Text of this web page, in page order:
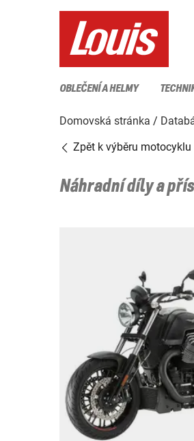
OBLEČENÍ A HELMY
Domovská stránka
Zpět k výběru motocyklu
Náhradní díly a